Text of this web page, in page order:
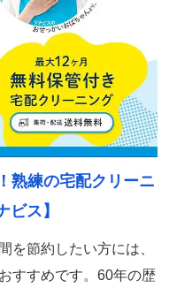
熟練の宅配クリーニ
ビス】
を節約したい方には、
すすめです。60年の歴